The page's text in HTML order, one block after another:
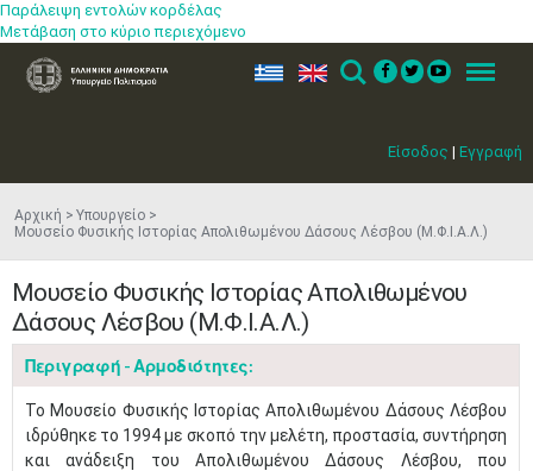
Παράλειψη εντολών κορδέλας
Μετάβαση στο κύριο περιεχόμενο
Είσοδος | Εγγραφή
ελ en Search Menu
Αρχική
Υπουργείο
Μουσείο Φυσικής Ιστορίας Απολιθωμένου Δάσους Λέσβου (Μ.Φ.Ι.Α.Λ.)
Μουσείο Φυσικής Ιστορίας Απολιθωμένου
Δάσους Λέσβου (Μ.Φ.Ι.Α.Λ.)
Περιγραφή - Αρμοδιότητες:
Το Μουσείο Φυσικής Ιστορίας Απολιθωμένου Δάσους Λέσβου
ιδρύθηκε το 1994 με σκοπό την μελέτη, προστασία, συντήρηση
και ανάδειξη του Απολιθωμένου Δάσους Λέσβου, που